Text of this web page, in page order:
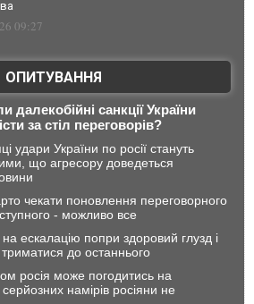
09:27
ОПИТУВАННЯ
санкції України
за стіл переговорів?
удари України по росії стануть
що агресору доведеться
чекати поновлення переговорного
- можливо все
ескалацію попри здоровий глузд і
до останнього
росія може погодитись на
намірів росіяни не